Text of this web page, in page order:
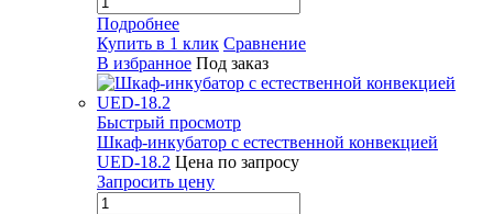
Подробнее
Купить в 1 клик Сравнение
В избранное Под заказ
Быстрый просмотр
Шкаф-инкубатор с естественной конвекцией
UED-18.2 Цена по запросу
Запросить цену